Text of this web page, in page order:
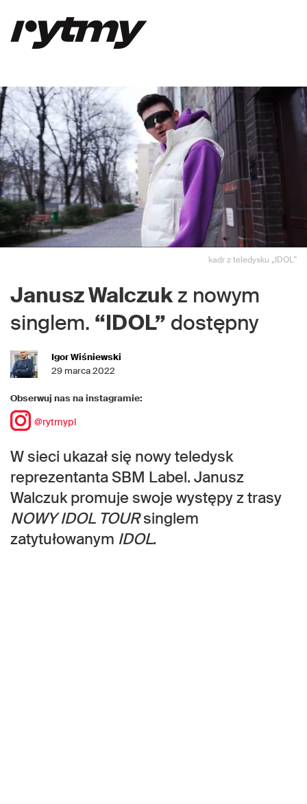
kadr z teledysku „IDOL"
Janusz Walczukz nowym
singlem. “IDOL” dostępny
Igor Wiśniewski
29 marca 2022
Obserwuj nas na instagramie:
@rytmypl
W sieci ukazał się nowy teledysk
reprezentanta SBM Label. Janusz
Walczuk promuje swoje występy z trasy
NOWY IDOL TOURsinglem
zatytułowanym IDOL.